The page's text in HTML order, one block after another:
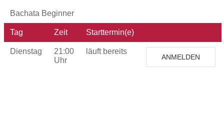
Bachata Beginner
Tag Zeit Starttermin(e)
Dienstag
21:00
Uhr
läuft bereits
ANMELDEN